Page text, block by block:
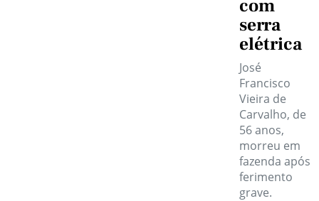
com
serra
elétrica
José
Francisco
Vieira de
Carvalho, de
56 anos,
morreu em
fazenda após
ferimento
grave.